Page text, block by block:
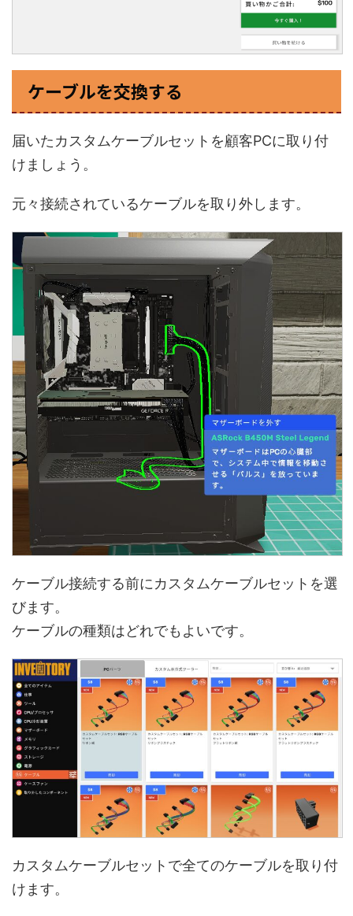
ケーブルを交換する
届いたカスタムケーブルセットを顧客PCに取り付
けましょう。
元々接続されているケーブルを取り外します。
ケーブル接続する前にカスタムケーブルセットを選
びます。
ケーブルの種類はどれでもよいです。
カスタムケーブルセットで全てのケーブルを取り付
けます。